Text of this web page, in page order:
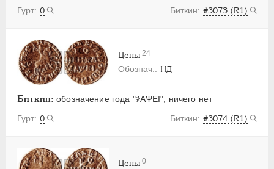
0
#3073 (R1)
НД
Биткин: обозначение года "҂АѰЕI", ничего нет
0
#3074 (R1)
Цены 24
Цены 0